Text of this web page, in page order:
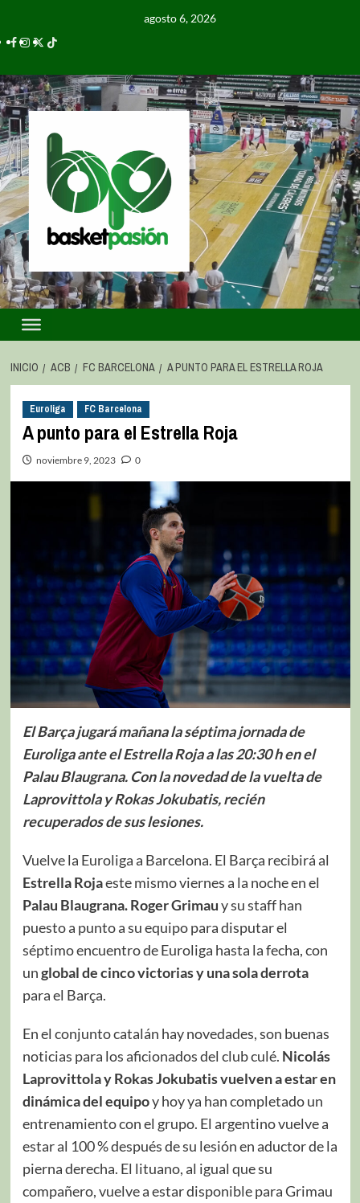
agosto 6, 2026
INICIO ACB FC BARCELONA A PUNTO PARA EL ESTRELLA ROJA
Euroliga FC Barcelona
A punto para el Estrella Roja
noviembre 9, 2023 0
El Barça jugará mañana la séptima jornada de
Euroliga ante el Estrella Roja a las 20:30 h en el
Palau Blaugrana. Con la novedad de la vuelta de
Laprovittola y Rokas Jokubatis, recién
recuperados de sus lesiones.
Vuelve la Euroliga a Barcelona. El Barça recibirá al
Estrella Rojaeste mismo viernes a la noche en el
Palau Blaugrana. Roger Grimauy su staff han
puesto a punto a su equipo para disputar el
séptimo encuentro de Euroliga hasta la fecha, con
unglobal de cinco victorias y una sola derrota
para el Barça.
En el conjunto catalán hay novedades, son buenas
noticias para los aficionados del club culé. Nicolás
Laprovittola y Rokas Jokubatis vuelven a estar en
dinámica del equipoy hoy ya han completado un
entrenamiento con el grupo. El argentino vuelve a
estar al 100 % después de su lesión en aductor de la
pierna derecha. El lituano, al igual que su
compañero, vuelve a estar disponible para Grimau